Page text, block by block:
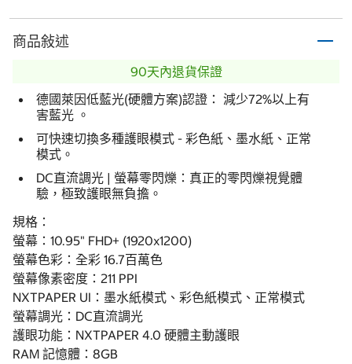
商品敍述
90天內退貨保證
德國萊因低藍光(硬體⽅案)認證： 減少72%以上有
害藍光 。
可快速切換多種護眼模式 - 彩⾊紙、墨⽔紙、正常
模式。
DC直流調光 | 螢幕零閃爍：真正的零閃爍視覺體
驗，極致護眼無負擔。
規格：
螢幕：10.95" FHD+ (1920x1200)
螢幕色彩：全彩 16.7百萬色
螢幕像素密度：211 PPI
NXTPAPER UI：墨水紙模式、彩色紙模式、正常模式
螢幕調光：DC直流調光
護眼功能：NXTPAPER 4.0 硬體主動護眼
RAM 記憶體：8GB